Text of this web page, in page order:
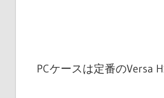
PCケースは定番のVersa